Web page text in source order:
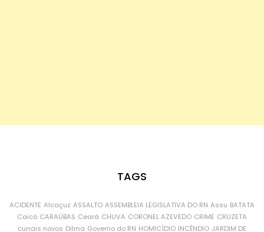
TAGS
ACIDENTE Alcaçuz ASSALTO ASSEMBLEIA LEGISLATIVA DO RN Assu BATATA
Caicó CARAÚBAS Ceará CHUVA CORONEL AZEVEDO CRIME CRUZETA
currais novos Dilma Governo do RN HOMICÍDIO INCÊNDIO JARDIM DE